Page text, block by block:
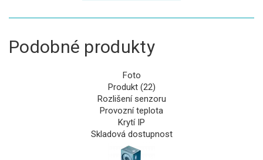
Podobné produkty
Foto
Produkt (22)
Rozlišení senzoru
Provozní teplota
Krytí IP
Skladová dostupnost